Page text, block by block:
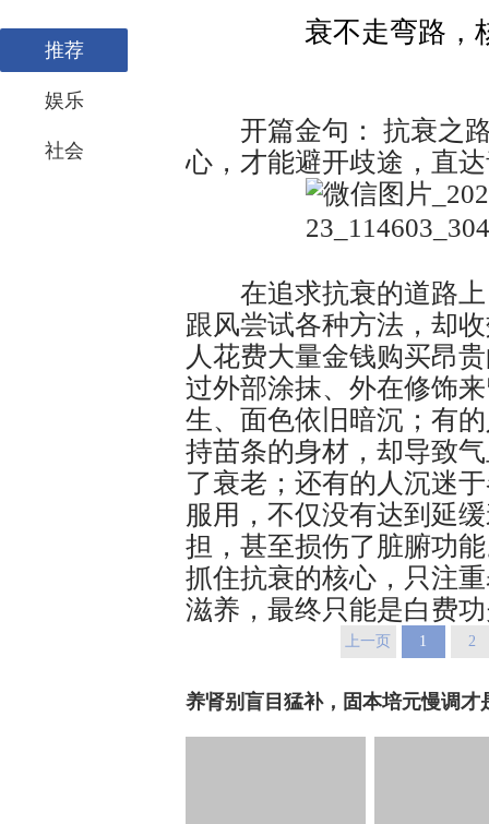
推荐
娱乐
社会
衰不走弯路，
开篇金句： 抗衰之路
心，才能避开歧途，直
在追求抗衰的道路上
跟风尝试各种方法，却
人花费大量金钱购买昂
过外部涂抹、外在修饰
生、面色依旧暗沉；有
持苗条的身材，却导致
了衰老；还有的人沉迷
服用，不仅没有达到延
担，甚至损伤了脏腑功
抓住抗衰的核心，只注
滋养，最终只能是白费
上一页 1 2
养肾别盲目猛补，固本培元慢调才